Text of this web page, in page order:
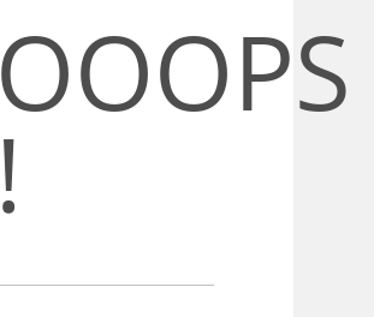
OOOPS
!